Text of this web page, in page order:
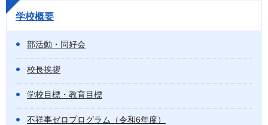
学校概要
部活動・同好会
校長挨拶
学校目標・教育目標
不祥事ゼロプログラム（令和6年度）